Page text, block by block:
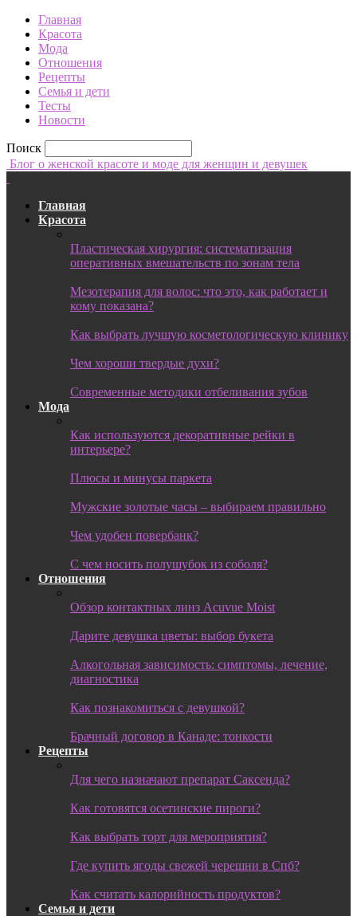
Главная
Красота
Мода
Отношения
Рецепты
Семья и дети
Тесты
Новости
Поиск
Блог о женской красоте и моде для женщин и девушек
Главная
Красота
Пластическая хирургия: систематизация
оперативных вмешательств по зонам тела
Мезотерапия для волос: что это, как работает и
кому показана?
Как выбрать лучшую косметологическую клинику
Чем хороши твердые духи?
Современные методики отбеливания зубов
Мода
Как используются декоративные рейки в
интерьере?
Плюсы и минусы паркета
Мужские золотые часы – выбираем правильно
Чем удобен повербанк?
С чем носить полушубок из соболя?
Отношения
Обзор контактных линз Acuvue Moist
Дарите девушка цветы: выбор букета
Алкогольная зависимость: симптомы, лечение,
диагностика
Как познакомиться с девушкой?
Брачный договор в Канаде: тонкости
Рецепты
Для чего назначают препарат Саксенда?
Как готовятся осетинские пироги?
Как выбрать торт для мероприятия?
Где купить ягоды свежей черешни в Спб?
Как считать калорийность продуктов?
Семья и дети